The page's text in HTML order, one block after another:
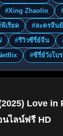
#Xing Zhaolin
เรียด
#ละครจีน
#รีวิวซีรี่ย์จีน
#ซีรี่ย์วังโบ
Love
นไลน์ฟรี HD